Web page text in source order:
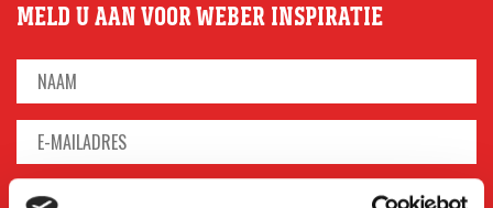
MELD U AAN VOOR WEBER INSPIRATIE